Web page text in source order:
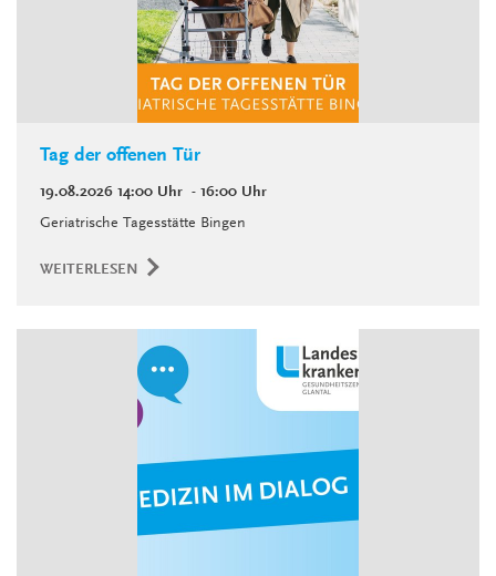
Tag der offenen Tür
19.08.2026 14:00 Uhr - 16:00 Uhr
Geriatrische Tagesstätte Bingen
WEITERLESEN